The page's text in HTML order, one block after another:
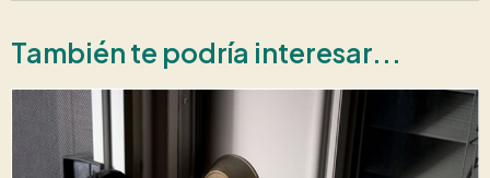
También te podría interesar...